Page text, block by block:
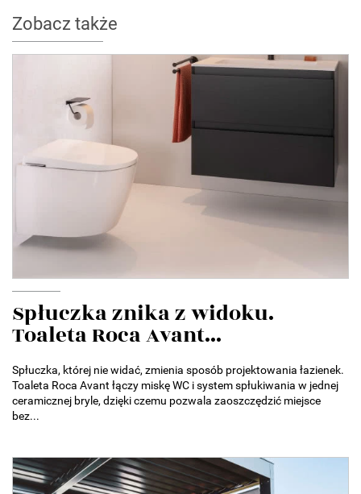
Zobacz także
Spłuczka znika z widoku.
Toaleta Roca Avant...
Spłuczka, której nie widać, zmienia sposób projektowania łazienek.
Toaleta Roca Avant łączy miskę WC i system spłukiwania w jednej
ceramicznej bryle, dzięki czemu pozwala zaoszczędzić miejsce
bez...